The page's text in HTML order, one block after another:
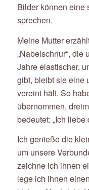
Bilder können eine
sprechen.
Meine Mutter
„Nabelschnur“, die
Jahre elastischer,
gibt, bleibt sie eine
vereint hält. So
übernommen,
bedeutet: „Ich liebe
Ich genieße die
um unsere
zeichne ich ihnen
lege ich ihnen